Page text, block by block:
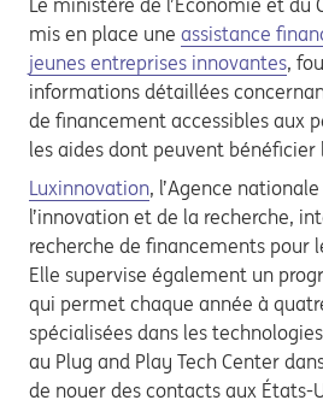
Le ministère de l’Économie et
mis en place une assistance
jeunes entreprises innovantes,
informations détaillées
de financement accessibles aux
les aides dont peuvent bénéficier
Luxinnovation, l’Agence
l’innovation et de la recherche,
recherche de financements pour
Elle supervise également un
qui permet chaque année à
spécialisées dans les
au Plug and Play Tech Center
de nouer des contacts aux États-